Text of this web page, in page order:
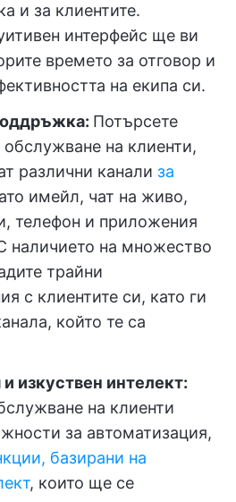
и за клиентите.
интерфейс ще ви
времето за отговор и
на екипа си.
Потърсете
на клиенти,
различни канали за
имейл, чат на живо,
телефон и приложения
наличието на множество
трайни
с клиентите си, като ги
който те са
изкуствен интелект:
на клиенти
за автоматизация,
базирани на
, които ще се